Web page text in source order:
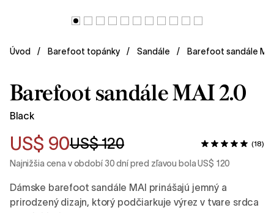
Úvod Barefoot topánky Sandále Barefoot sandále
Barefoot sandále MAI 2.0
Black
US$ 90US$ 120 (18)
Najnižšia cena v období 30 dní pred zľavou bola US$ 120
Dámske barefoot sandále MAI prinášajú jemný a
prirodzený dizajn, ktorý podčiarkuje výrez v tvare srdca